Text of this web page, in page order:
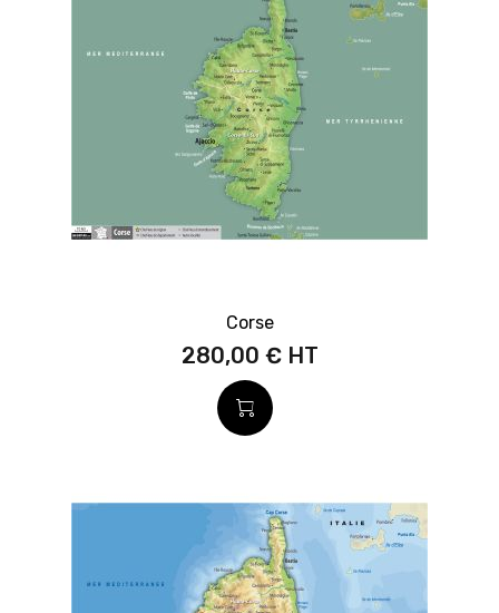
Corse
280,00 €